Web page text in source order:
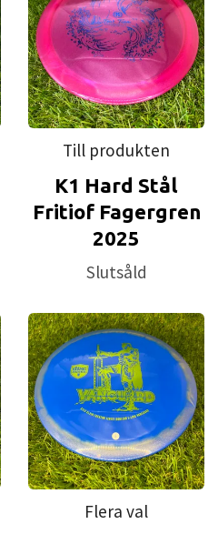
Till produkten
K1 Hard Stål
Fritiof Fagergren
2025
Slutsåld
Flera val